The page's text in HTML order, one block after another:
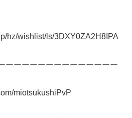
hz/wishlist/ls/3DXY0ZA2H8IPA
ーーーーーーーーーーーーーー
miotsukushiPvP